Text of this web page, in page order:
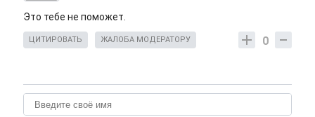
Это тебе не поможет.
0
ЦИТИРОВАТЬ ЖАЛОБА МОДЕРАТОРУ